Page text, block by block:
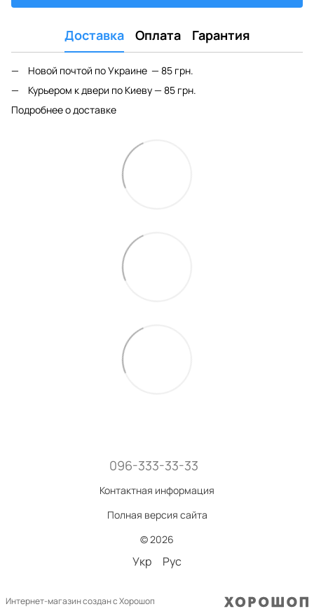
Доставка Оплата Гарантия
Новой почтой по Украине — 85 грн.
Курьером к двери по Киеву — 85 грн.
Подробнее о доставке
096-333-33-33
Контактная информация
Полная версия сайта
© 2026
Укр Рус
Интернет-магазин создан с Хорошоп